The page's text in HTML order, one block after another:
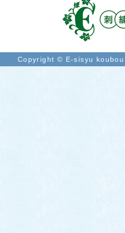
Copyright © E-sisyu koubou